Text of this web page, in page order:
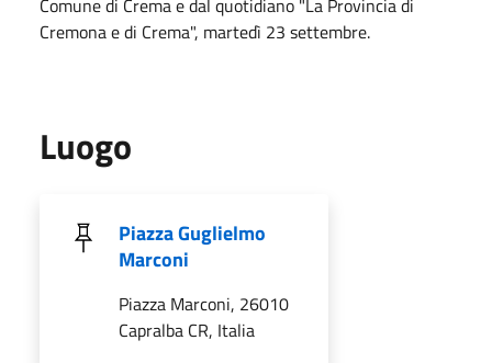
Cremona e di Crema", martedì 23 settembre.
Luogo
Piazza Guglielmo
Marconi
Piazza Marconi, 26010
Capralba CR, Italia